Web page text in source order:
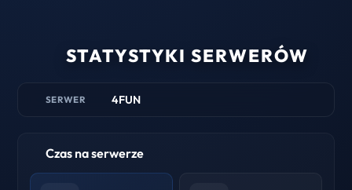
STATYSTYKI SERWERÓW
SERWER 4FUN
Czas na serwerze